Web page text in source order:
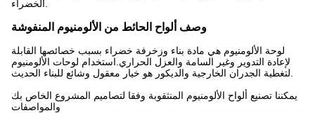
وصف ألواح الحائط من الألومنيوم المنفوشة
لوحة الألومنيوم هي مادة بناء وزخرفة خضراء بسبب خصائصها القابلة
لإعادة التدوير وغير السامة والعزل الحراري.استخدام لوحات الألومنيوم
يمكننا تصنيع ألواح الألومنيوم المنثقوبة وفقا لتصاميم المشروع الخاص بك
والمواصفات